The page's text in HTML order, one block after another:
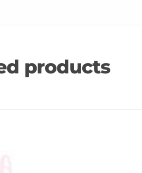
products